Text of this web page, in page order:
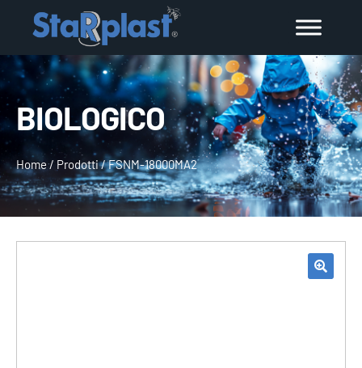
BIOLOGICO
Home/ Prodotti/FSNM-18000MA2